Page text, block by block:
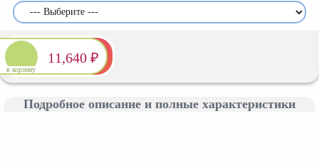
в корзину
11,640 ₽
Подробное описание и полные характеристики